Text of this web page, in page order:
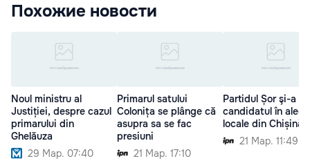
Похожие новости
Noul ministru al
Justiției, despre cazul
primarului din
Ghelăuza
29 Мар. 07:40
Primarul satului
Colonița se plânge că
asupra sa se fac
presiuni
21 Мар. 17:10
Partidul Șor şi-a
candidatul în
locale din Chișinău
21 Мар. 11:49